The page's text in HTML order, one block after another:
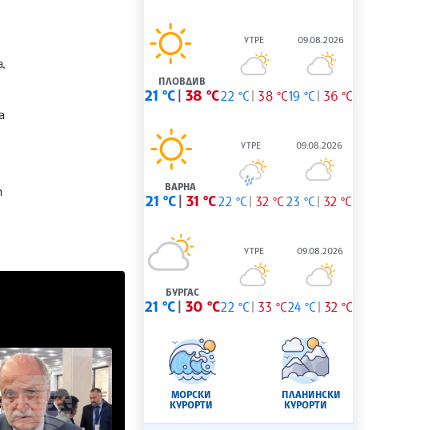
ПЛОВДИВ
21 °C 38 °C
УТРЕ
22 °C 38 °C
09.08.2026
19 °C 36 °C
ВАРНА
21 °C 31 °C
УТРЕ
22 °C 32 °C
09.08.2026
23 °C 32 °C
БУРГАС
21 °C 30 °C
УТРЕ
22 °C 33 °C
09.08.2026
24 °C 32 °C
МОРСКИ
КУРОРТИ
ПЛАНИНСКИ
КУРОРТИ